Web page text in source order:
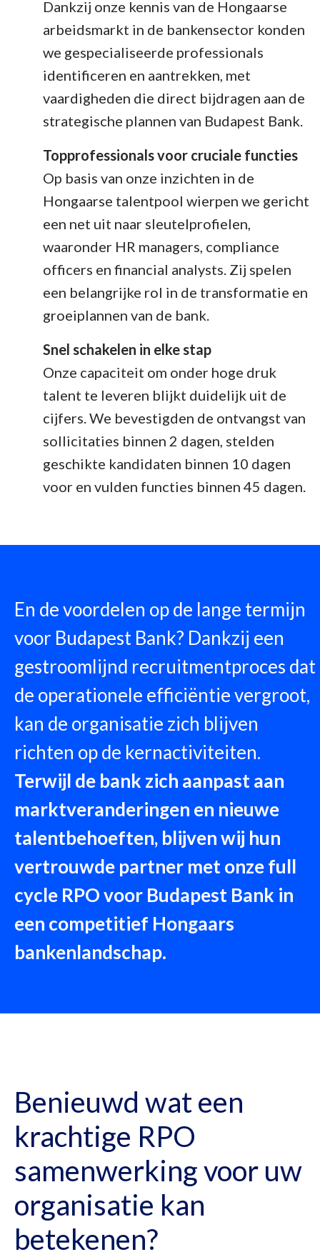
Dankzij onze kennis van de Hongaarse
arbeidsmarkt in de bankensector konden
we gespecialiseerde professionals
identificeren en aantrekken, met
vaardigheden die direct bijdragen aan de
strategische plannen van Budapest Bank.
Topprofessionals voor cruciale functies
Op basis van onze inzichten in de
Hongaarse talentpool wierpen we gericht
een net uit naar sleutelprofielen,
waaronder HR managers, compliance
officers en financial analysts. Zij spelen
een belangrijke rol in de transformatie en
groeiplannen van de bank.
Snel schakelen in elke stap
Onze capaciteit om onder hoge druk
talent te leveren blijkt duidelijk uit de
cijfers. We bevestigden de ontvangst van
sollicitaties binnen 2 dagen, stelden
geschikte kandidaten binnen 10 dagen
voor en vulden functies binnen 45 dagen.
En de voordelen op de lange termijn
voor Budapest Bank? Dankzij een
gestroomlijnd recruitmentproces dat
de operationele efficiëntie vergroot,
kan de organisatie zich blijven
richten op de kernactiviteiten.
Terwijl de bank zich aanpast aan
marktveranderingen en nieuwe
talentbehoeften, blijven wij hun
vertrouwde partner met onze full
cycle RPO voor Budapest Bank in
een competitief Hongaars
bankenlandschap.
Benieuwd wat een
krachtige RPO
samenwerking voor uw
organisatie kan
betekenen?